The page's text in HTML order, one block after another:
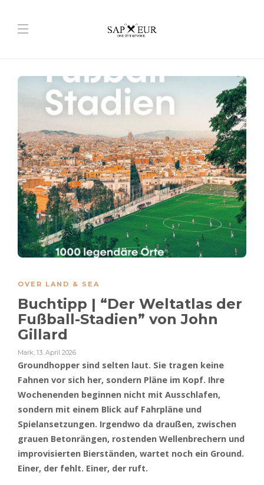
OVER LAND & SEA
Buchtipp | “Der Weltatlas der
Fußball-Stadien” von John
Gillard
Mark 13. April 2026
Groundhopper sind selten laut. Sie tragen keine
Fahnen vor sich her, sondern Pläne im Kopf. Ihre
Wochenenden beginnen nicht mit Ausschlafen,
sondern mit einem Blick auf Fahrpläne und
Spielansetzungen. Irgendwo da draußen, zwischen
grauen Betonrängen, rostenden Wellenbrechern und
improvisierten Bierständen, wartet noch ein Ground.
Einer, der fehlt. Einer, der ruft.